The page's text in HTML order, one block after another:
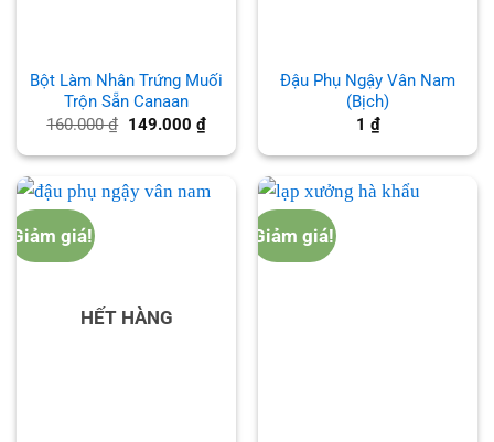
Bột Làm Nhân Trứng Muối
Trộn Sẵn Canaan
160.000₫ Giá
là:
149.000 ₫Giá
hiện
tại
149.000 ₫.
Đậu Phụ Ngậy Vân Nam
(Bịch)
1 ₫
Giảm giá!
HẾT HÀNG
Giảm giá!